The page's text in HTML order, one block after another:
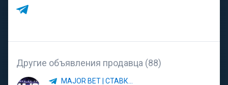
Другие объявления продавца (88)